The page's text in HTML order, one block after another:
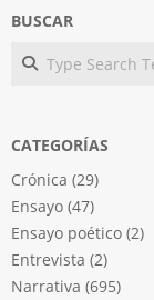
BUSCAR
Search
CATEGORÍAS
Crónica (29)
Ensayo (47)
Ensayo poético (2)
Entrevista (2)
Narrativa (695)